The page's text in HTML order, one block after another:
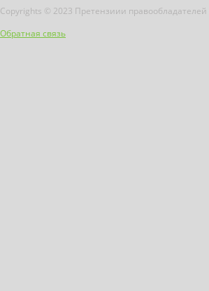
Copyrights © 2023 Претензиии
Обратная связь